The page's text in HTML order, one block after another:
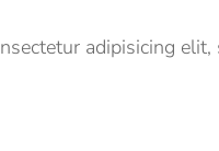
adipisicing